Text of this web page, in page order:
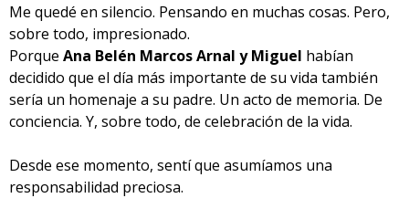
Me quedé en silencio. Pensando en muchas cosas. Pero,
sobre todo, impresionado.
Porque Ana Belén Marcos Arnal y Miguel habían
decidido que el día más importante de su vida también
sería un homenaje a su padre. Un acto de memoria. De
conciencia. Y, sobre todo, de celebración de la vida.
Desde ese momento, sentí que asumíamos una
responsabilidad preciosa.